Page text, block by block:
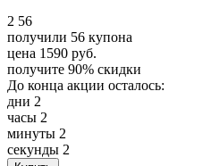
2 56
получили 56 купона
цена 1590 руб.
получите 90% скидки
До конца акции осталось:
дни 2
часы 2
минуты 2
секунды 2